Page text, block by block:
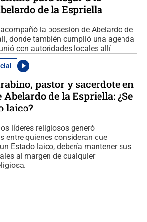
de la Espriella
la posesión de Abelardo de
donde también cumplió una agenda
con autoridades locales allí
pastor y sacerdote en
Abelardo de la Espriella: ¿Se
laico?
líderes religiosos generó
entre quienes consideran que
Estado laico, debería mantener sus
al margen de cualquier